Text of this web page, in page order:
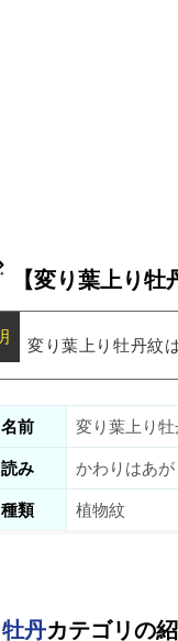
【変り葉上り
変り葉上り牡丹紋
名前
変り葉上り
読み
かわりはあ
種類
植物紋
牡丹カテゴリの